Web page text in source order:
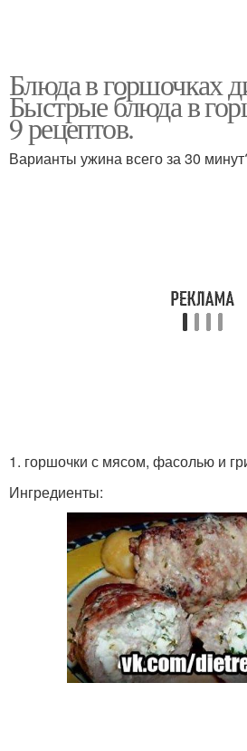
Блюда в горшочках
Быстрые блюда в
9 рецептов.
Варианты ужина всего за 30
1. горшочки с мясом, фасолью и
Ингредиенты: